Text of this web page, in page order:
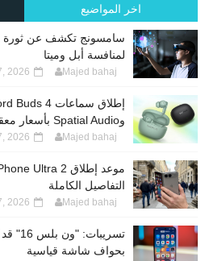
اخر المواضيع
سامسونج تكشف عن ثورة
لمنافسة أبل وميتا
Majed bahaj
2026
وSpatial Audio بأسعار معقولة
Majed bahaj
2026
التفاصيل الكاملة
Majed bahaj
2026
بحواف شاشة قياسية